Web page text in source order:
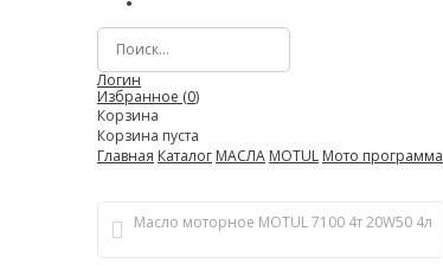
Логин
Избранное (0)
Корзина
Корзина пуста
Главная Каталог МАСЛА MOTUL Мото программа
Масло моторное MOTUL 7100 4т 20W50 4л